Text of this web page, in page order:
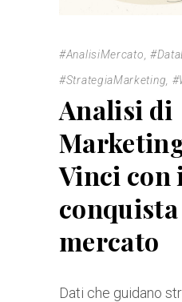
#AnalisiMercato
#StrategiaMarketing
Analisi di
Vinci con
mercato
Dati che guidano